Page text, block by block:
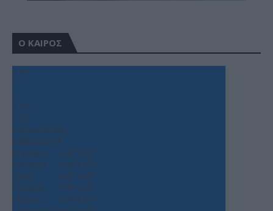
Ο ΚΑΙΡΟΣ
+36
°
C
+37°
+25°
Θεσσαλονίκη
Σάββατο, 08
Κυριακή
+38°+28°
Δευτέρα
+34°+25°
Τρίτη
+36°+26°
Τετάρτη
+38°+26°
Πέμπτη
+34°+26°